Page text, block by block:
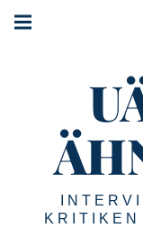
#!trpst#trp-
gettext
content#!trpst#/trp-
gettext#!trpen#
gettext
navigation#!trpst#/trp-
gettext#!trpen#